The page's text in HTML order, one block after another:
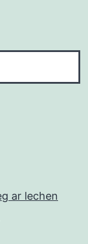
ar lechen